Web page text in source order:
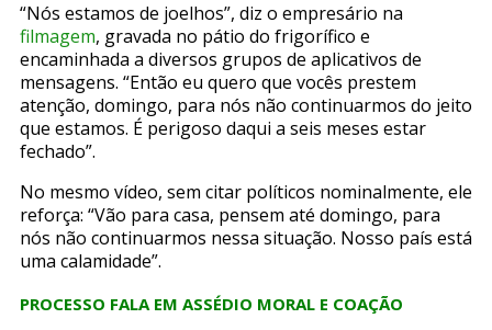
“Nós estamos de joelhos”, diz o empresário na
filmagem, gravada no pátio do frigorífico e
encaminhada a diversos grupos de aplicativos de
mensagens. “Então eu quero que vocês prestem
atenção, domingo, para nós não continuarmos do jeito
que estamos. É perigoso daqui a seis meses estar
fechado”.
No mesmo vídeo, sem citar políticos nominalmente, ele
reforça: “Vão para casa, pensem até domingo, para
nós não continuarmos nessa situação. Nosso país está
uma calamidade”.
PROCESSO FALA EM ASSÉDIO MORAL E COAÇÃO